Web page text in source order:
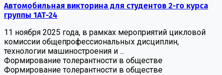
Автомобильная викторина для студентов 2-го курса
группы 1АТ-24
11 ноября 2025 года, в рамках мероприятий цикловой
комиссии общепрофессиональных дисциплин,
технологии машиностроения и ...
Формирование толерантности в обществе
Формирование толерантности в обществе